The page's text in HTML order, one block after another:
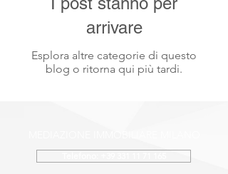
arrivare
Esplora altre categorie di questo
blog o ritorna qui più tardi.